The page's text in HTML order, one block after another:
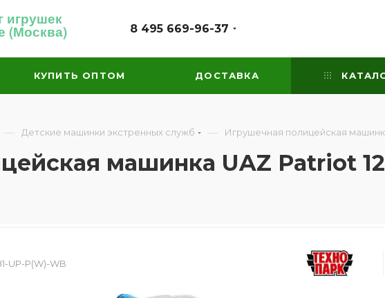
игрушек
(Москва) 8 495 669-96-37
КУПИТЬ ОПТОМ ДОСТАВКА
— Детские машинки экстренных служб — Игрушечная полицейская
машинка UAZ Patriot
UP-P(W)-WB